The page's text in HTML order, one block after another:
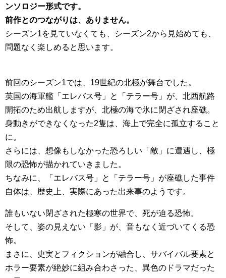
ンソロジー形式です。
前作とのつながりは、ありません。
シーズン1を見ていなくても、シーズン2から見始めても、
問題なく楽しめると思います。
前回のシーズン1では、19世紀の北極が舞台でした。
英国の海軍艦「エレバス号」と「テラー号」が、北西航路
開拓のため出航しますが、北極の海で氷に閉ざされ座礁。
身動きができなくなった2隻は、海上で完全に孤立すること
に。
さらには、想像もしなかった恐ろしい「敵」に遭遇し、極
限の恐怖が描かれていきました。
ちなみに、「エレバス号」と「テラー号」が座礁した事件
自体は、歴史上、実際にあった出来事のようです。
誰もいない閉ざされた極寒の世界で、死が迫る恐怖。
そして、姿の見えない「影」が、音もなく近づいてくる恐
怖。
まさに、史実とフィクションが融合し、サバイバル要素と
ホラー要素が絶妙に組み合わさった、異色のドラマだった